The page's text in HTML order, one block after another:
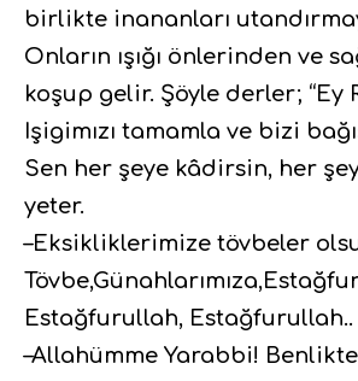
birlikte inananları
Onların ışığı önlerinden ve
koşup gelir. Şöyle derler; “Ey
Işigimızı tamamla ve bizi
Sen her şeye kâdirsin, her
yeter.
–Eksikliklerimize tövbeler
Estağfurullah, Estağfurullah..
–Allahümme Yarabbi!